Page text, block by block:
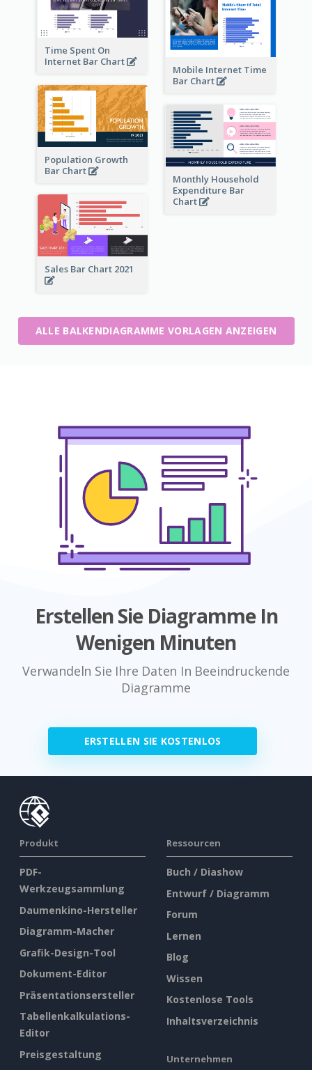
Time Spent On
Internet Bar Chart
Mobile Internet Time
Bar Chart
Population Growth
Bar Chart
Monthly Household
Expenditure Bar
Chart
Sales Bar Chart 2021
ALLE BALKENDIAGRAMME VORLAGEN ANZEIGEN
Erstellen Sie Diagramme In
Wenigen Minuten
Verwandeln Sie Ihre Daten In Beeindruckende
Diagramme
ERSTELLEN SIE KOSTENLOS
Produkt
PDF-
Werkzeugsammlung
Daumenkino-Hersteller
Diagramm-Macher
Grafik-Design-Tool
Dokument-Editor
Präsentationsersteller
Tabellenkalkulations-
Editor
Preisgestaltung
Ressourcen
Buch / Diashow
Entwurf / Diagramm
Forum
Lernen
Blog
Wissen
Kostenlose Tools
Inhaltsverzeichnis
Unternehmen